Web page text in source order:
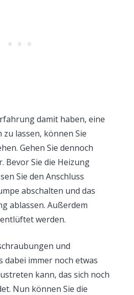
damit haben, eine
lassen, können Sie
Gehen Sie dennoch
Bevor Sie die Heizung
Sie den Anschluss
abschalten und das
ablassen. Außerdem
werden.
und
dabei immer noch etwas
kann, das sich noch
Nun können Sie die